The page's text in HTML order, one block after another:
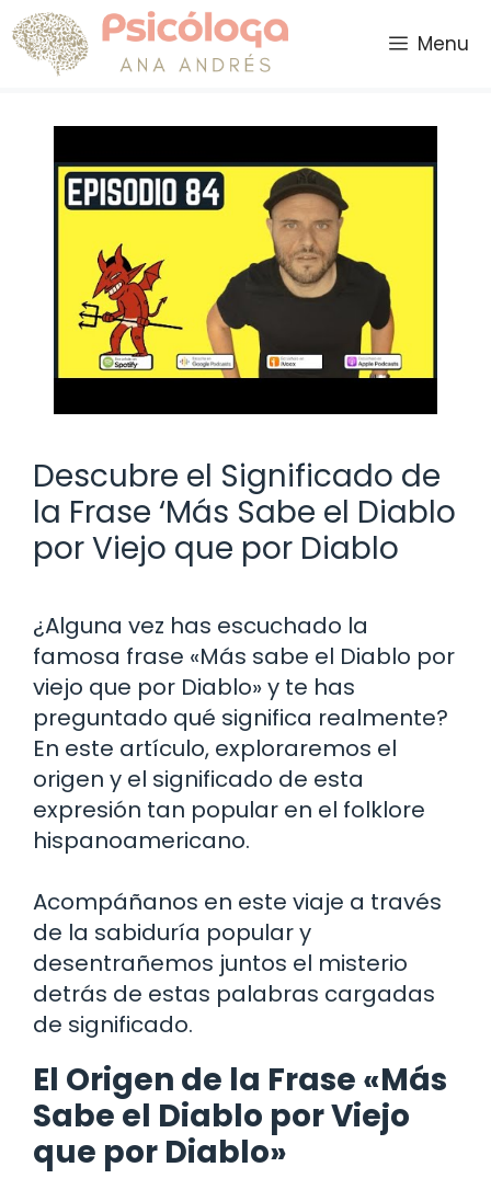
Saltar
al
contenido
Menu
Descubre el Significado de
la Frase ‘Más Sabe el Diablo
por Viejo que por Diablo
¿Alguna vez has escuchado la
famosa frase «Más sabe el Diablo por
viejo que por Diablo» y te has
preguntado qué significa realmente?
En este artículo, exploraremos el
origen y el significado de esta
expresión tan popular en el folklore
hispanoamericano.
Acompáñanos en este viaje a través
de la sabiduría popular y
desentrañemos juntos el misterio
detrás de estas palabras cargadas
de significado.
El Origen de la Frase «Más
Sabe el Diablo por Viejo
que por Diablo»